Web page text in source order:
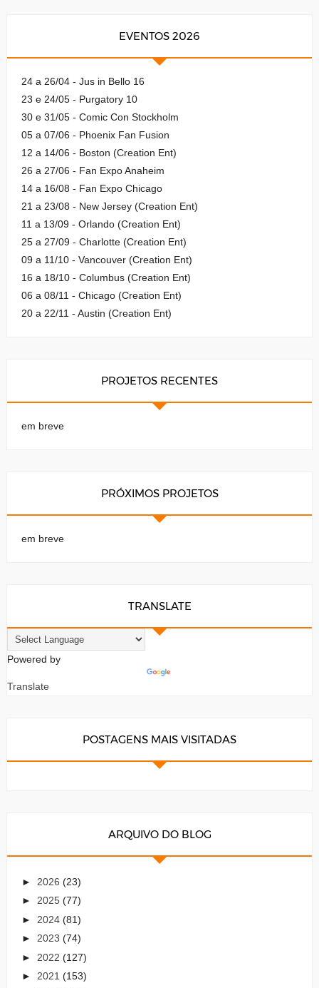
EVENTOS 2026
24 a 26/04 - Jus in Bello 16
23 e 24/05 - Purgatory 10
30 e 31/05 - Comic Con Stockholm
05 a 07/06 - Phoenix Fan Fusion
12 a 14/06 - Boston (Creation Ent)
26 a 27/06 - Fan Expo Anaheim
14 a 16/08 - Fan Expo Chicago
21 a 23/08 - New Jersey (Creation Ent)
11 a 13/09 - Orlando (Creation Ent)
25 a 27/09 - Charlotte (Creation Ent)
09 a 11/10 - Vancouver (Creation Ent)
16 a 18/10 - Columbus (Creation Ent)
06 a 08/11 - Chicago (Creation Ent)
20 a 22/11 - Austin (Creation Ent)
PROJETOS RECENTES
em breve
PRÓXIMOS PROJETOS
em breve
TRANSLATE
Powered by
Translate
POSTAGENS MAIS VISITADAS
ARQUIVO DO BLOG
► 2026 (23)
► 2025 (77)
► 2024 (81)
► 2023 (74)
► 2022 (127)
► 2021 (153)